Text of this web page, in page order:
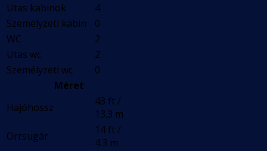
Utas kabinok
4
Személyzeti kabin
0
WC
2
Utas wc
2
Személyzeti wc
0
Méret
Hajóhossz
43 ft /
13.3 m
Orrsugár
14 ft /
4.3 m